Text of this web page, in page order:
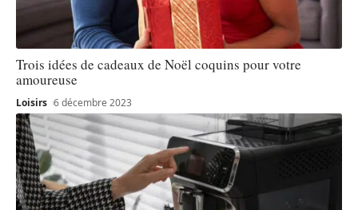
Trois idées de cadeaux de Noël coquins pour votre
amoureuse
Loisirs 6 décembre 2023